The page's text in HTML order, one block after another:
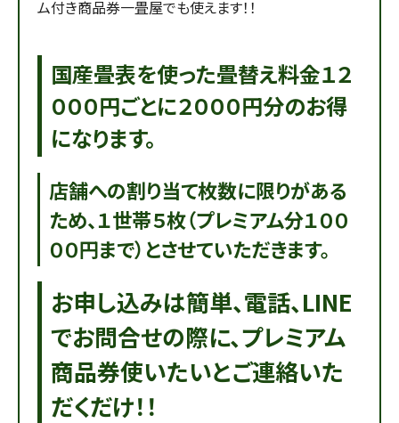
ム付き商品券一畳屋でも使えます！！
国産畳表を使った畳替え料金１２
０００円ごとに２０００円分のお得
になります。
店舗への割り当て枚数に限りがある
ため、１世帯５枚（プレミアム分１００
００円まで）とさせていただきます。
お申し込みは簡単、電話、LINE
でお問合せの際に、プレミアム
商品券使いたいとご連絡いた
だくだけ！！